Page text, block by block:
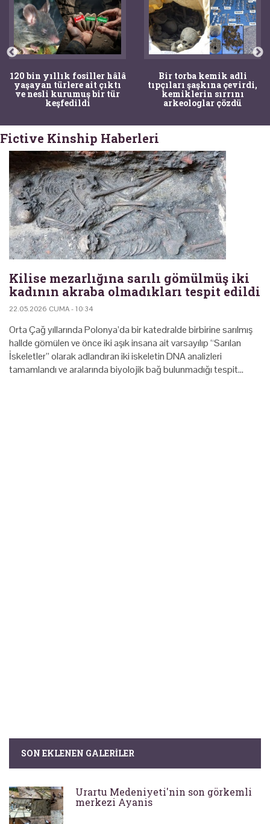
120 bin yıllık fosiller hâlâ
yaşayan türlere ait çıktı
ve nesli kurumuş bir tür
keşfedildi
Bir torba kemik adli
tıpçıları şaşkına çevirdi,
kemiklerin sırrını
arkeologlar çözdü
Fictive Kinship Haberleri
Kilise mezarlığına sarılı gömülmüş iki
kadının akraba olmadıkları tespit edildi
22.05.2026 CUMA - 10:34
Orta Çağ yıllarında Polonya’da bir katedralde birbirine sarılmış
hallde gömülen ve önce iki aşık insana ait varsayılıp “Sarılan
İskeletler” olarak adlandıran iki iskeletin DNA analizleri
tamamlandı ve aralarında biyolojik bağ bulunmadığı tespit…
SON EKLENEN GALERILER
Urartu Medeniyeti'nin son görkemli
merkezi Ayanis